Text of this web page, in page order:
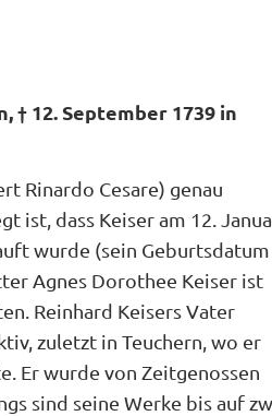
† 12. September 1739 in
Rinardo Cesare) genau
ist, dass Keiser am 12.
wurde (sein Geburtsdatum
Agnes Dorothee Keiser ist
Reinhard Keisers Vater
zuletzt in Teuchern, wo er
Er wurde von Zeitgenossen
sind seine Werke bis auf